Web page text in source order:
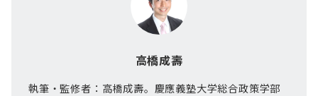
高橋成壽
執筆・監修者：高橋成壽。慶應義塾大学総合政策学部